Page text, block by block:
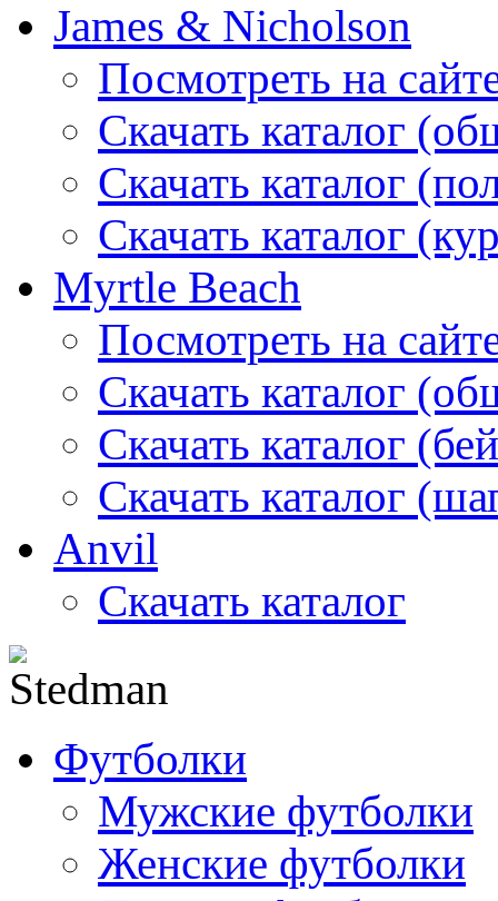
James & Nicholson
Посмотреть на
Скачать каталог
Скачать каталог
Скачать каталог
Myrtle Beach
Посмотреть на
Скачать каталог
Скачать каталог
Скачать каталог
Anvil
Скачать каталог
Футболки
Мужские футболки
Женские футболки